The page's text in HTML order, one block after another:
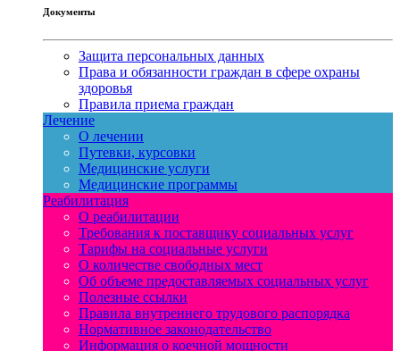
Документы
Защита персональных данных
Права и обязанности граждан в сфере охраны
здоровья
Правила приема граждан
Лечение
О лечении
Путевки, курсовки
Медицинские услуги
Медицинские программы
Реабилитация
О реабилитации
Требования к поставщику социальных услуг
Тарифы на социальные услуги
О количестве свободных мест
Об объеме предоставляемых социальных услуг
Полезные ссылки
Правила внутреннего трудового распорядка
Нормативное законодательство
Информация о коечной мощности